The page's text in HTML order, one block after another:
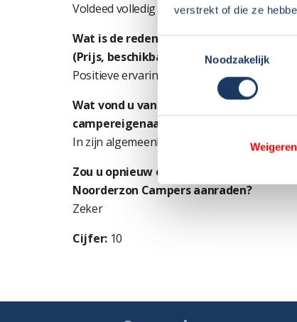
verstrekt of die ze
Toestemmingsselectie
Noodzakelijk
Weigeren
Voldeed volledig aan onze verwachtingen.
Wat is de reden dat u een camper bij
(Prijs, beschikbaarheid, in de buurt, etc.)
Positieve ervaringen van anderen
Wat vond u van de service en/of uitleg
campereigenaar?
In zijn algemeenheid: prima en prettig om
Zou u opnieuw een camper huren bij
Noorderzon Campers aanraden?
Zeker
Cijfer:10